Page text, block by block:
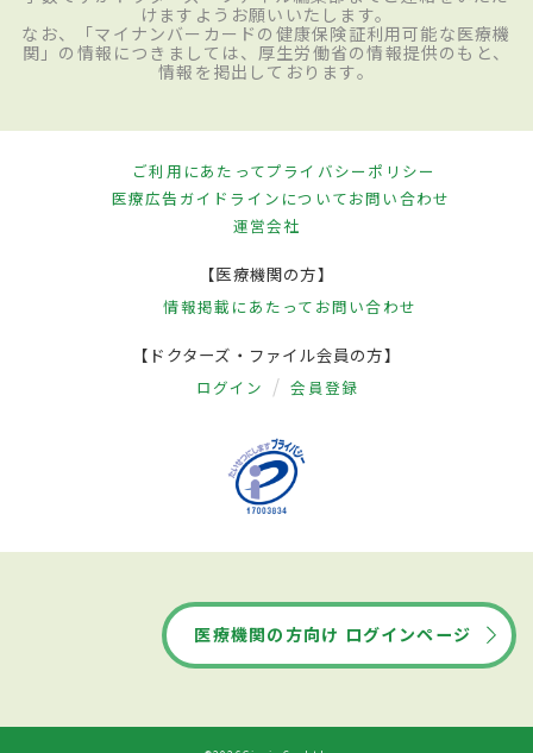
けますようお願いいたします。
なお、「マイナンバーカードの健康保険証利用可能な医療機
関」の情報につきましては、厚生労働省の情報提供のもと、
情報を掲出しております。
ご利用にあたってプライバシーポリシー
医療広告ガイドラインについてお問い合わせ
運営会社
【医療機関の方】
情報掲載にあたって お問い合わせ
【ドクターズ・ファイル会員の方】
ログイン 会員登録
医療機関の方向け ログインページ